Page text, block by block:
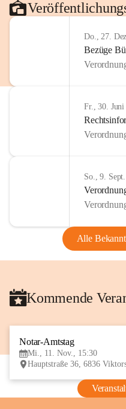
Do., 27.
Bezüge
Fr., 30. Juni
So., 9.
Alle
Kommende
Notar-Amtstag
Mi., 11. Nov., 15:30
Hauptstraße 36, 6836